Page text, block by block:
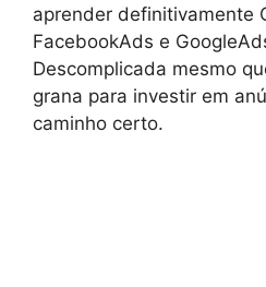
aprender definitivamente
FacebookAds e
Descomplicada mesmo
grana para investir em
caminho certo.